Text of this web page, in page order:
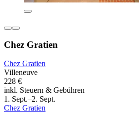
Chez Gratien
Chez Gratien
Villeneuve
228 €
inkl. Steuern & Gebühren
1. Sept.–2. Sept.
Chez Gratien